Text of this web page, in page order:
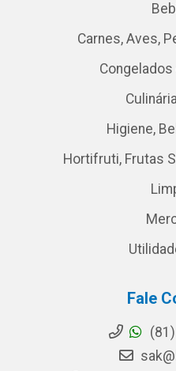
Carnes, Aves,
Higiene,
Hortifruti, Frutas
Fale